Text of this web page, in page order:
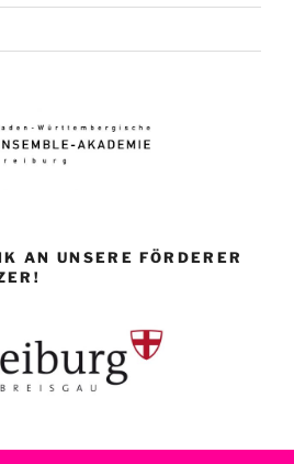
AN UNSERE FÖRDERER